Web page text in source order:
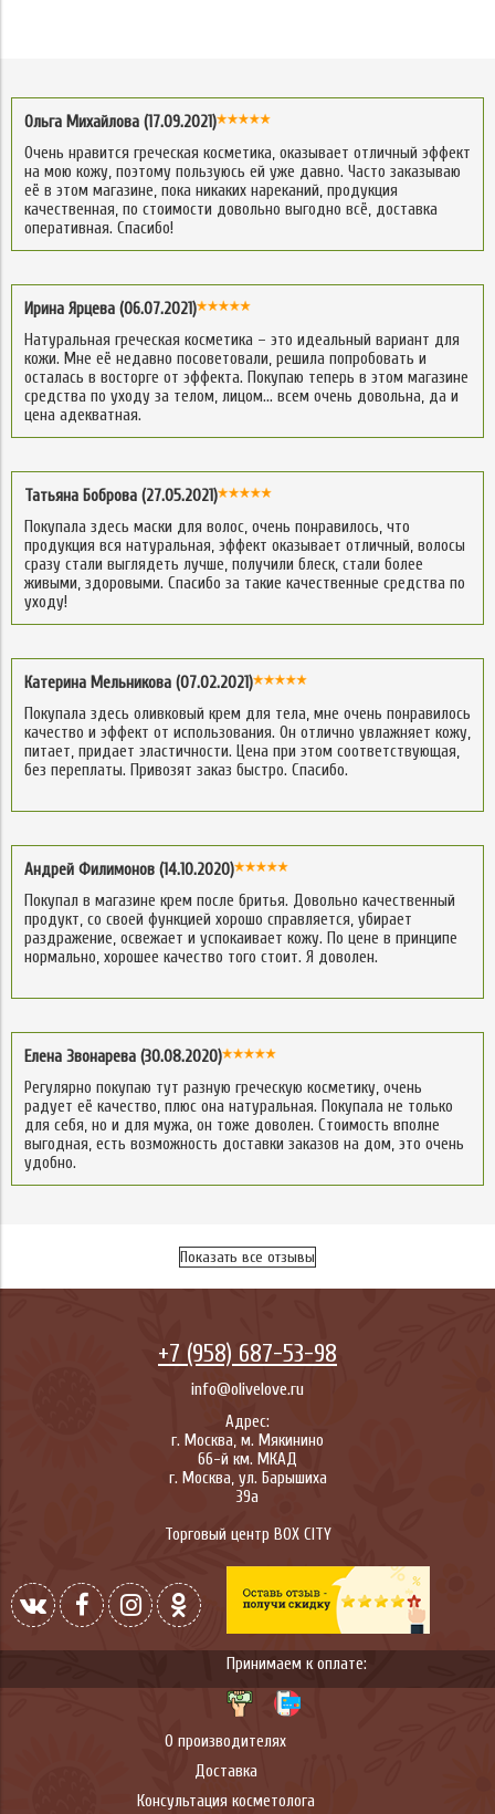
Ольга Михайлова (17.09.2021)
Очень нравится греческая косметика, оказывает отличный эффект
на мою кожу, поэтому пользуюсь ей уже давно. Часто заказываю
её в этом магазине, пока никаких нареканий, продукция
качественная, по стоимости довольно выгодно всё, доставка
оперативная. Спасибо!
Ирина Ярцева (06.07.2021)
Натуральная греческая косметика – это идеальный вариант для
кожи. Мне её недавно посоветовали, решила попробовать и
осталась в восторге от эффекта. Покупаю теперь в этом магазине
средства по уходу за телом, лицом… всем очень довольна, да и
цена адекватная.
Татьяна Боброва (27.05.2021)
Покупала здесь маски для волос, очень понравилось, что
продукция вся натуральная, эффект оказывает отличный, волосы
сразу стали выглядеть лучше, получили блеск, стали более
живыми, здоровыми. Спасибо за такие качественные средства по
уходу!
Катерина Мельникова (07.02.2021)
Покупала здесь оливковый крем для тела, мне очень понравилось
качество и эффект от использования. Он отлично увлажняет кожу,
питает, придает эластичности. Цена при этом соответствующая,
без переплаты. Привозят заказ быстро. Спасибо.
Андрей Филимонов (14.10.2020)
Покупал в магазине крем после бритья. Довольно качественный
продукт, со своей функцией хорошо справляется, убирает
раздражение, освежает и успокаивает кожу. По цене в принципе
нормально, хорошее качество того стоит. Я доволен.
Елена Звонарева (30.08.2020)
Регулярно покупаю тут разную греческую косметику, очень
радует её качество, плюс она натуральная. Покупала не только
для себя, но и для мужа, он тоже доволен. Стоимость вполне
выгодная, есть возможность доставки заказов на дом, это очень
удобно.
Показать все отзывы
+7 (958) 687-53-98
info@olivelove.ru
Адрес:
г. Москва, м. Мякинино
66-й км. МКАД
г. Москва, ул. Барышиха
39а
Торговый центр BOX CITY
О производителях
Доставка
Консультация косметолога
Принимаем к оплате: